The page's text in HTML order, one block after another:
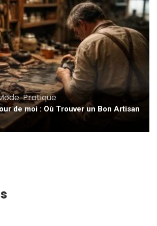
,Pratique
de moi : Où Trouver un Bon Artisan